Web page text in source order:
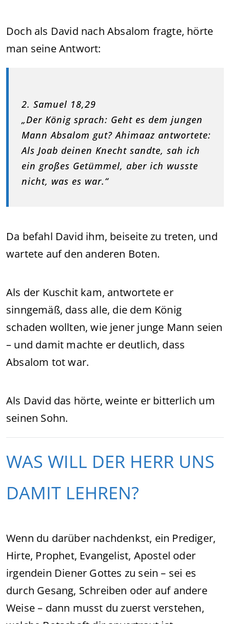
Doch als David nach Absalom fragte, hörte
man seine Antwort:
2. Samuel 18,29
„Der König sprach: Geht es dem jungen
Mann Absalom gut? Ahimaaz antwortete:
Als Joab deinen Knecht sandte, sah ich
ein großes Getümmel, aber ich wusste
nicht, was es war.“
Da befahl David ihm, beiseite zu treten, und
wartete auf den anderen Boten.
Als der Kuschit kam, antwortete er
sinngemäß, dass alle, die dem König
schaden wollten, wie jener junge Mann seien
– und damit machte er deutlich, dass
Absalom tot war.
Als David das hörte, weinte er bitterlich um
seinen Sohn.
WAS WILL DER HERR UNS
DAMIT LEHREN?
Wenn du darüber nachdenkst, ein Prediger,
Hirte, Prophet, Evangelist, Apostel oder
irgendein Diener Gottes zu sein – sei es
durch Gesang, Schreiben oder auf andere
Weise – dann musst du zuerst verstehen,